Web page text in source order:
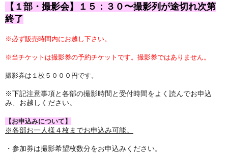
【１部・撮影会】１５：３０〜撮影列が途切れ次第
終了
※必ず販売時間内にお越し下さい。
※ 当チケットは撮影券の予約チケットです。 撮影券ではありません。
撮影券は１枚５０００円です。
※下記注意事項と各部の撮影時間と受付時間をよく読んでお申込
み、お越しください。
【お申込みについて】
※各部お一人様４枚までお申込み可能。
・参加券は撮影希望枚数分をお申込みください。